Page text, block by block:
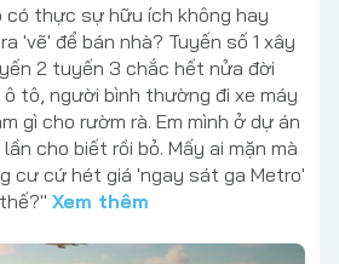
có thực sự hữu ích không hay
'vẽ' để bán nhà? Tuyến số 1 xây
2 tuyến 3 chắc hết nửa đời
ô tô, người bình thường đi xe máy
gì cho rườm rà. Em mình ở dự án
cho biết rồi bỏ. Mấy ai mặn mà
cư cứ hét giá 'ngay sát ga Metro'
Xem thêm